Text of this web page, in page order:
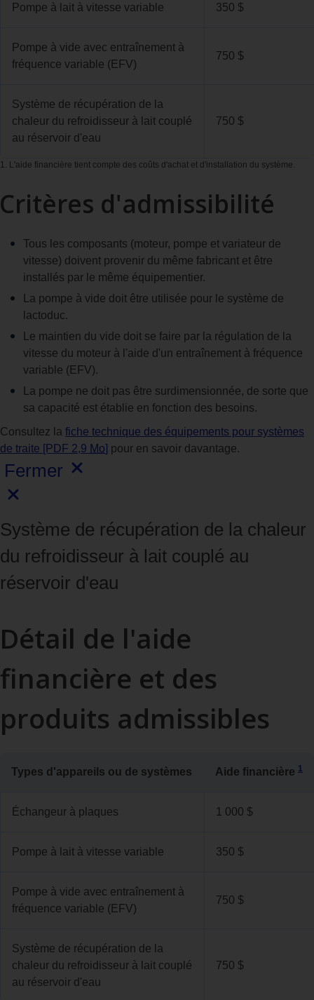
Pompe à lait à vitesse variable 350 $
Pompe à vide avec entraînement à
fréquence variable (EFV)
750 $
Système de récupération de la
chaleur du refroidisseur à lait couplé
au réservoir d'eau
750 $
1. L'aide financière tient compte des coûts d'achat et d'installation du système.
Critères d'admissibilité
Tous les composants (moteur, pompe et variateur de
vitesse) doivent provenir du même fabricant et être
installés par le même équipementier.
La pompe à vide doit être utilisée pour le système de
lactoduc.
Le maintien du vide doit se faire par la régulation de la
vitesse du moteur à l'aide d'un entraînement à fréquence
variable (EFV).
La pompe ne doit pas être surdimensionnée, de sorte que
sa capacité est établie en fonction des besoins.
Consultez la fiche technique des équipements pour systèmes
de traite [PDF 2,9 Mo] pour en savoir davantage.
Fermer
Système de récupération de la chaleur
du refroidisseur à lait couplé au
réservoir d'eau
Détail de l'aide
financière et des
produits admissibles
Types d'appareils ou de systèmes Aide financière 1
Échangeur à plaques 1 000 $
Pompe à lait à vitesse variable 350 $
Pompe à vide avec entraînement à
fréquence variable (EFV)
750 $
Système de récupération de la
chaleur du refroidisseur à lait couplé
au réservoir d'eau
750 $